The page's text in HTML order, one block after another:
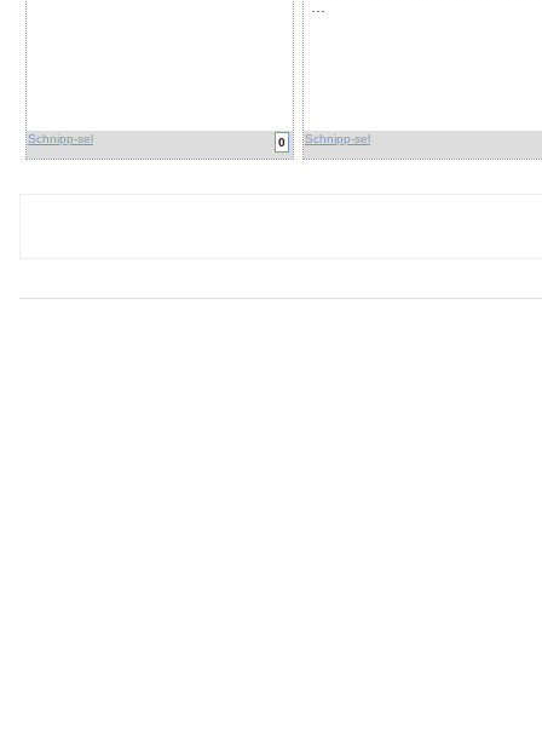
Schnipp-sel
Schnipp-sel 0